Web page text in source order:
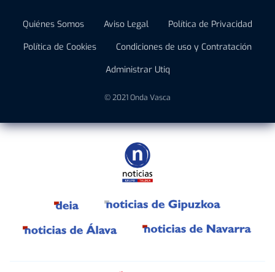
Quiénes Somos Aviso Legal
Política de Privacidad
Política de Cookies
Condiciones de uso y Contratación
Administrar Utiq
© 2021 Onda Vasca